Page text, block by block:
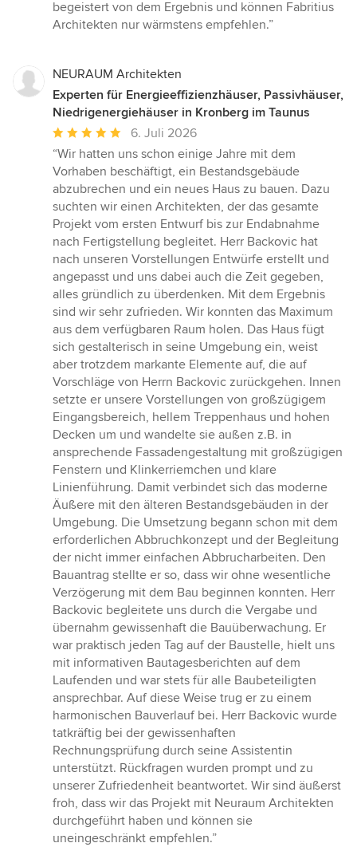
begeistert von dem Ergebnis und können Fabritius
Architekten nur wärmstens empfehlen.”
NEURAUM Architekten
Experten für Energieeffizienzhäuser, Passivhäuser,
Niedrigenergiehäuser in Kronberg im Taunus
Durchschnittliche
Bewertung:
5
von
5
Sternen
6. Juli 2026
“Wir hatten uns schon einige Jahre mit dem
Vorhaben beschäftigt, ein Bestandsgebäude
abzubrechen und ein neues Haus zu bauen. Dazu
suchten wir einen Architekten, der das gesamte
Projekt vom ersten Entwurf bis zur Endabnahme
nach Fertigstellung begleitet. Herr Backovic hat
nach unseren Vorstellungen Entwürfe erstellt und
angepasst und uns dabei auch die Zeit gegeben,
alles gründlich zu überdenken. Mit dem Ergebnis
sind wir sehr zufrieden. Wir konnten das Maximum
aus dem verfügbaren Raum holen. Das Haus fügt
sich gestalterisch in seine Umgebung ein, weist
aber trotzdem markante Elemente auf, die auf
Vorschläge von Herrn Backovic zurückgehen. Innen
setzte er unsere Vorstellungen von großzügigem
Eingangsbereich, hellem Treppenhaus und hohen
Decken um und wandelte sie außen z.B. in
ansprechende Fassadengestaltung mit großzügigen
Fenstern und Klinkerriemchen und klare
Linienführung. Damit verbindet sich das moderne
Äußere mit den älteren Bestandsgebäuden in der
Umgebung. Die Umsetzung begann schon mit dem
erforderlichen Abbruchkonzept und der Begleitung
der nicht immer einfachen Abbrucharbeiten. Den
Bauantrag stellte er so, dass wir ohne wesentliche
Verzögerung mit dem Bau beginnen konnten. Herr
Backovic begleitete uns durch die Vergabe und
übernahm gewissenhaft die Bauüberwachung. Er
war praktisch jeden Tag auf der Baustelle, hielt uns
mit informativen Bautagesberichten auf dem
Laufenden und war stets für alle Baubeteiligten
ansprechbar. Auf diese Weise trug er zu einem
harmonischen Bauverlauf bei. Herr Backovic wurde
tatkräftig bei der gewissenhaften
Rechnungsprüfung durch seine Assistentin
unterstützt. Rückfragen wurden prompt und zu
unserer Zufriedenheit beantwortet. Wir sind äußerst
froh, dass wir das Projekt mit Neuraum Architekten
durchgeführt haben und können sie
uneingeschränkt empfehlen.”